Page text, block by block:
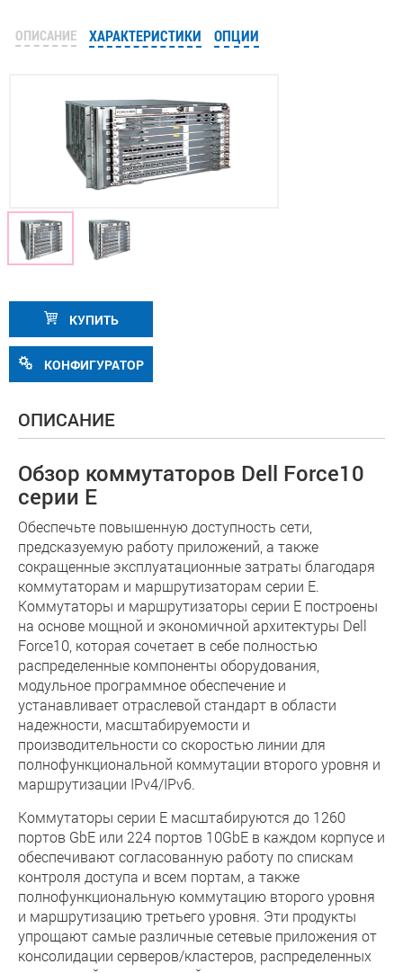
ОПИСАНИЕ ХАРАКТЕРИСТИКИ ОПЦИИ
КУПИТЬ
КОНФИГУРАТОР
ОПИСАНИЕ
Обзор коммутаторов Dell Force10
серии E
Обеспечьте повышенную доступность сети,
предсказуемую работу приложений, а также
сокращенные эксплуатационные затраты благодаря
коммутаторам и маршрутизаторам серии E.
Коммутаторы и маршрутизаторы серии E построены
на основе мощной и экономичной архитектуры Dell
Force10, которая сочетает в себе полностью
распределенные компоненты оборудования,
модульное программное обеспечение и
устанавливает отраслевой стандарт в области
надежности, масштабируемости и
производительности со скоростью линии для
полнофункциональной коммутации второго уровня и
маршрутизации IPv4/IPv6.
Коммутаторы серии E масштабируются до 1260
портов GbE или 224 портов 10GbE в каждом корпусе и
обеспечивают согласованную работу по спискам
контроля доступа и всем портам, а также
полнофункциональную коммутацию второго уровня
и маршрутизацию третьего уровня. Эти продукты
упрощают самые различные сетевые приложения от
консолидации серверов/кластеров, распределенных